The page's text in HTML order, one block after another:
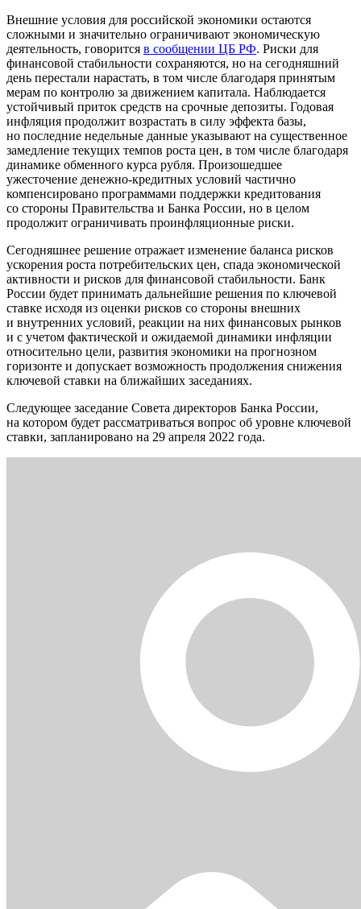
Внешние условия для российской экономики остаются
сложными и значительно ограничивают экономическую
деятельность, говорится в сообщении ЦБ РФ. Риски для
финансовой стабильности сохраняются, но на сегодняшний
день перестали нарастать, в том числе благодаря принятым
мерам по контролю за движением капитала. Наблюдается
устойчивый приток средств на срочные депозиты. Годовая
инфляция продолжит возрастать в силу эффекта базы,
но последние недельные данные указывают на существенное
замедление текущих темпов роста цен, в том числе благодаря
динамике обменного курса рубля. Произошедшее
ужесточение денежно-кредитных условий частично
компенсировано программами поддержки кредитования
со стороны Правительства и Банка России, но в целом
продолжит ограничивать проинфляционные риски.
Сегодняшнее решение отражает изменение баланса рисков
ускорения роста потребительских цен, спада экономической
активности и рисков для финансовой стабильности. Банк
России будет принимать дальнейшие решения по ключевой
ставке исходя из оценки рисков со стороны внешних
и внутренних условий, реакции на них финансовых рынков
и с учетом фактической и ожидаемой динамики инфляции
относительно цели, развития экономики на прогнозном
горизонте и допускает возможность продолжения снижения
ключевой ставки на ближайших заседаниях.
Следующее заседание Совета директоров Банка России,
на котором будет рассматриваться вопрос об уровне ключевой
ставки, запланировано на 29 апреля 2022 года.